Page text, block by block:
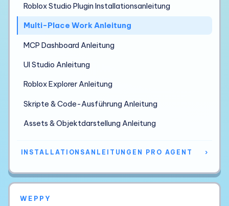
Roblox Studio Plugin Installationsanleitung
Multi-Place Work Anleitung
MCP Dashboard Anleitung
UI Studio Anleitung
Roblox Explorer Anleitung
Skripte & Code-Ausführung Anleitung
Assets & Objektdarstellung Anleitung
INSTALLATIONSANLEITUNGEN PRO AGENT ›
WEPPY